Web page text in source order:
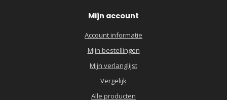
Mijn account
Account informatie
Mijn bestellingen
Mijn verlanglijst
Vergelijk
Alle producten